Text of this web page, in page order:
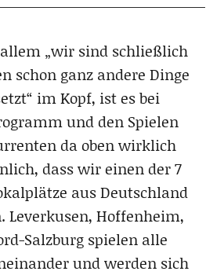
„wir sind schließlich
schon ganz andere Dinge
im Kopf, ist es bei
und den Spielen
da oben wirklich
dass wir einen der 7
aus Deutschland
Leverkusen, Hoffenheim,
Salzburg spielen alle
und werden sich